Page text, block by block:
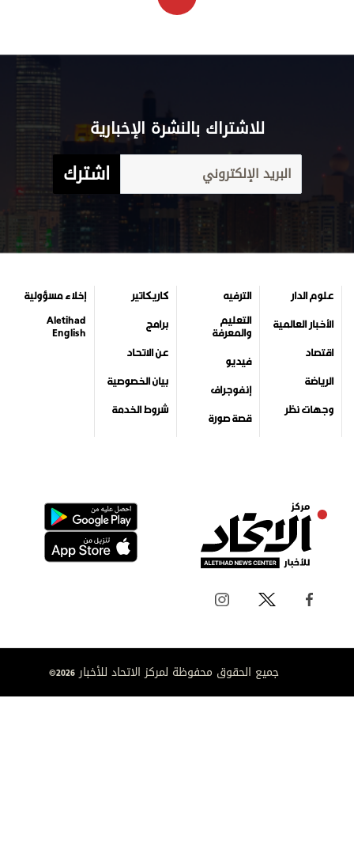
للاشتراك بالنشرة الإخبارية
اشترك
علوم الدار
الأخبار العالمية
اقتصاد
الرياضة
وجهات نظر
الترفيه
التعليم
والمعرفة
فيديو
إنفوجراف
قصة صورة
كاريكاتير
برامج
عن الاتحاد
بيان الخصوصية
شروط الخدمة
إخلاء مسؤولية
Aletihad
English
جميع الحقوق محفوظة لمركز الاتحاد للأخبار 2026©